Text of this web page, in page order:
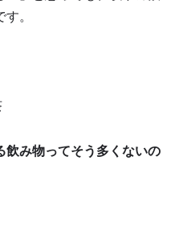
。
飲み物ってそう多くないの